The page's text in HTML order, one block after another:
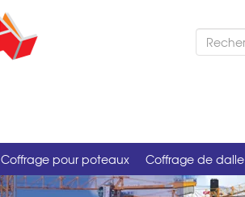
Coffrage pour poteaux Coffrage de dalle